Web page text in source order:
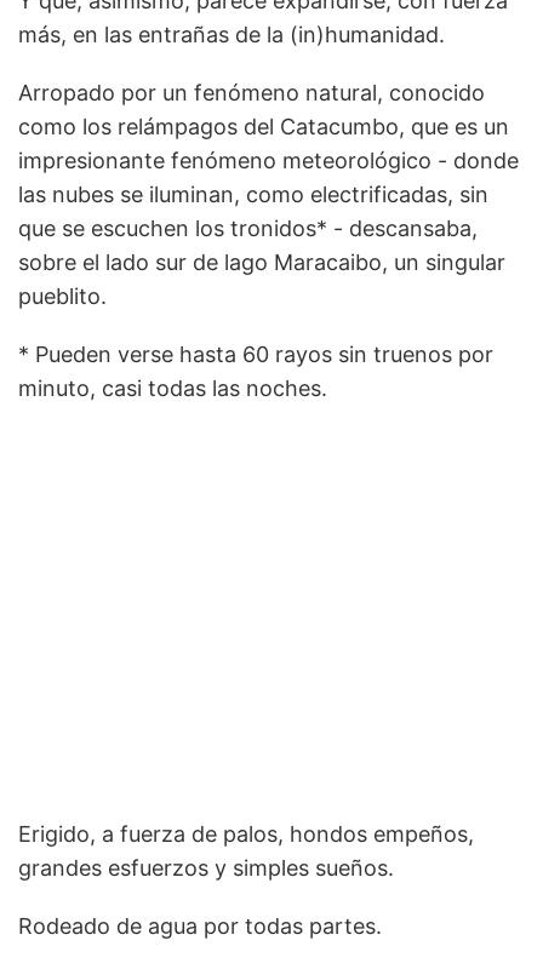
más, en las entrañas de la (in)humanidad.
Arropado por un fenómeno natural, conocido
como los relámpagos del Catacumbo, que es un
impresionante fenómeno meteorológico - donde
las nubes se iluminan, como electrificadas, sin
que se escuchen los tronidos* - descansaba,
sobre el lado sur de lago Maracaibo, un singular
pueblito.
* Pueden verse hasta 60 rayos sin truenos por
minuto, casi todas las noches.
Erigido, a fuerza de palos, hondos empeños,
grandes esfuerzos y simples sueños.
Rodeado de agua por todas partes.